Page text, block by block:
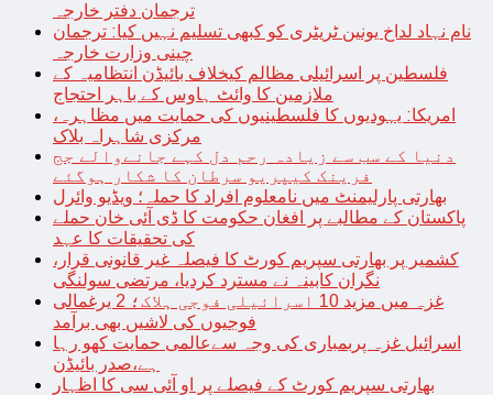
ترجمان دفتر خارجہ
نام نہاد لداخ یونین ٹریٹری کو کبھی تسلیم نہیں کیا: ترجمان
چینی وزارت خارجہ
فلسطین پر اسرائیلی مظالم کیخلاف بائیڈن انتظامیہ کے
ملازمین کا وائٹ ہاوس کے باہر احتجاج
امریکا: یہودیوں کا فلسطینیوں کی حمایت میں مظاہرہ،
مرکزی شاہراہ بلاک
دنیا کے سب سے زیادہ رحم دل کہے جانےوالے جج
فرینک کیپریو سرطان کا شکار ہوگئے
بھارتی پارلیمنٹ میں نامعلوم افراد کا حملہ؛ ویڈیو وائرل
پاکستان کے مطالبے پر افغان حکومت کا ڈی آئی خان حملے
کی تحقیقات کا عہد
کشمیر پر بھارتی سپریم کورٹ کا فیصلہ غیر قانونی قرار،
نگران کابینہ نے مسترد کردیا، مرتضی سولنگی
غزہ میں مزید 10 اسرائیلی فوجی ہلاک؛ 2 یرغمالی
فوجیوں کی لاشیں بھی برآمد
اسرائیل غزہ پربمباری کی وجہ سےعالمی حمایت کھو رہا
ہے،صدر بائیڈن
بھارتی سپریم کورٹ کے فیصلے پر او آئی سی کا اظہارِ